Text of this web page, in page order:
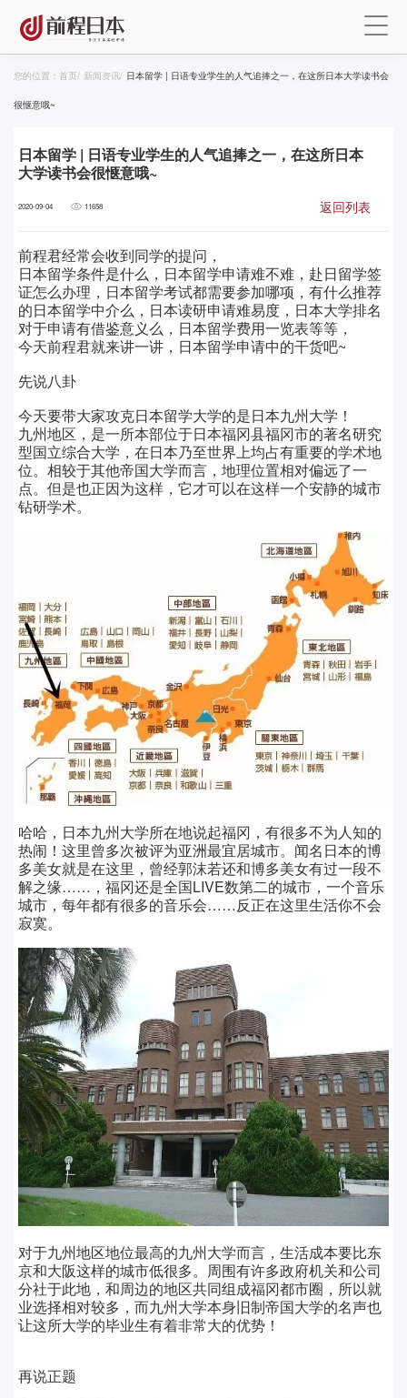
您的位置： 首页/ 新闻资讯/ 日本留学 | 日语专业学生的人气追捧之一，在这所日本大学读书会
很惬意哦~
日本留学 | 日语专业学生的人气追捧之一，在这所日本
大学读书会很惬意哦~
2020-09-04 11658 返回列表
前程君经常会收到同学的提问，
日本留学条件是什么，日本留学申请难不难，赴日留学签
证怎么办理，日本留学考试都需要参加哪项，有什么推荐
的日本留学中介么，日本读研申请难易度，日本大学排名
对于申请有借鉴意义么，日本留学费用一览表等等，
今天前程君就来讲一讲，日本留学申请中的干货吧~
先说八卦
今天要带大家攻克日本留学大学的是日本九州大学！
九州地区，是一所本部位于日本福冈县福冈市的著名研究
型国立综合大学，在日本乃至世界上均占有重要的学术地
位。相较于其他帝国大学而言，地理位置相对偏远了一
点。但是也正因为这样，它才可以在这样一个安静的城市
钻研学术。
哈哈，日本九州大学所在地说起福冈，有很多不为人知的
热闹！这里曾多次被评为亚洲最宜居城市。闻名日本的博
多美女就是在这里，曾经郭沫若还和博多美女有过一段不
解之缘……，福冈还是全国LIVE数第二的城市，一个音乐
城市，每年都有很多的音乐会……反正在这里生活你不会
寂寞。
对于九州地区地位最高的九州大学而言，生活成本要比东
京和大阪这样的城市低很多。周围有许多政府机关和公司
分社于此地，和周边的地区共同组成福冈都市圈，所以就
业选择相对较多，而九州大学本身旧制帝国大学的名声也
让这所大学的毕业生有着非常大的优势！
再说正题